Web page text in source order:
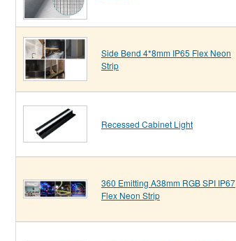
Side Bend 4*8mm IP65 Flex Neon
Strip
Recessed Cabinet Light
360 Emitting A38mm RGB SPI IP67
Flex Neon Strip